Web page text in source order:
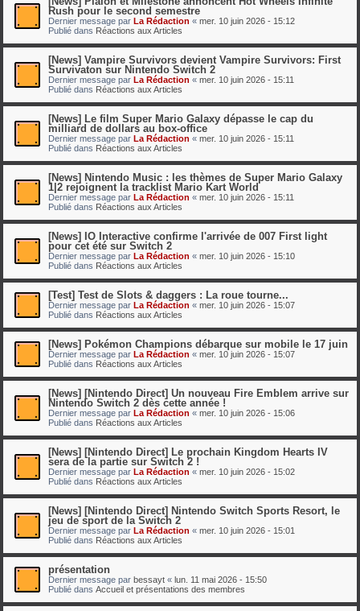
Rush pour le second semestre
Dernier message par La Rédaction « mer. 10 juin 2026 - 15:12
Publié dans Réactions aux Articles
[News] Vampire Survivors devient Vampire Survivors: First
Survivaton sur Nintendo Switch 2
Dernier message par La Rédaction « mer. 10 juin 2026 - 15:11
Publié dans Réactions aux Articles
[News] Le film Super Mario Galaxy dépasse le cap du
milliard de dollars au box-office
Dernier message par La Rédaction « mer. 10 juin 2026 - 15:11
Publié dans Réactions aux Articles
[News] Nintendo Music : les thèmes de Super Mario Galaxy
1|2 rejoignent la tracklist Mario Kart World
Dernier message par La Rédaction « mer. 10 juin 2026 - 15:11
Publié dans Réactions aux Articles
[News] IO Interactive confirme l'arrivée de 007 First light
pour cet été sur Switch 2
Dernier message par La Rédaction « mer. 10 juin 2026 - 15:10
Publié dans Réactions aux Articles
[Test] Test de Slots & daggers : La roue tourne...
Dernier message par La Rédaction « mer. 10 juin 2026 - 15:07
Publié dans Réactions aux Articles
[News] Pokémon Champions débarque sur mobile le 17 juin
Dernier message par La Rédaction « mer. 10 juin 2026 - 15:07
Publié dans Réactions aux Articles
[News] [Nintendo Direct] Un nouveau Fire Emblem arrive sur
Nintendo Switch 2 dès cette année !
Dernier message par La Rédaction « mer. 10 juin 2026 - 15:06
Publié dans Réactions aux Articles
[News] [Nintendo Direct] Le prochain Kingdom Hearts IV
sera de la partie sur Switch 2 !
Dernier message par La Rédaction « mer. 10 juin 2026 - 15:02
Publié dans Réactions aux Articles
[News] [Nintendo Direct] Nintendo Switch Sports Resort, le
jeu de sport de la Switch 2
Dernier message par La Rédaction « mer. 10 juin 2026 - 15:01
Publié dans Réactions aux Articles
présentation
Dernier message par bessayt « lun. 11 mai 2026 - 15:50
Publié dans Accueil et présentations des membres